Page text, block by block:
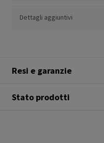
Dettagli aggiuntivi
Resi e garanzie
Stato prodotti